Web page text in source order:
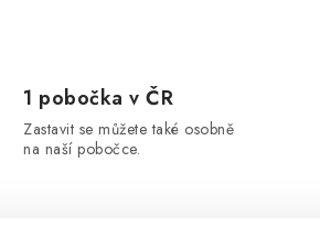
1 pobočka v ČR
Zastavit se můžete také osobně
na naší pobočce.